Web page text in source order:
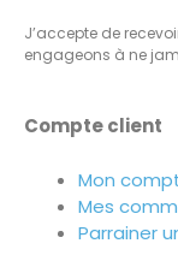
J’accepte de
engageons à ne
Compte client
Mon
Mes
Parrainer